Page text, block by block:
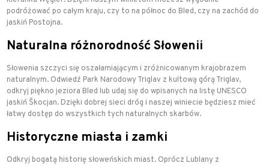
podróżować po całym kraju, czy to na północ do Bled, czy na zachód do
jaskiń Postojna.
Naturalna różnorodność Słowenii
Słowenia szczyci się oszałamiającym i zróżnicowanym krajobrazem
naturalnym. Odwiedź Park Narodowy Triglav z kultową górą Triglav,
odkryj piękno jeziora Bled lub udaj się do wpisanych na listę UNESCO
jaskiń Škocjan. Dzięki dobrej sieci dróg i naszej winiecie będziesz mieć
łatwy dostęp do wszystkich tych naturalnych skarbów.
Historyczne miasta i zamki
Odkryj bogatą historię słoweńskich miast. Oprócz Lublany z